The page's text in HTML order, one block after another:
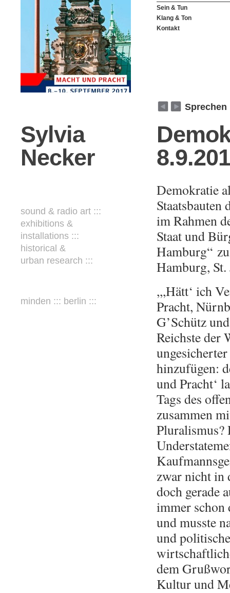
Sylvia
Necker
sound & radio art :::
exhibitions &
installations :::
historical &
urban research :::
minden ::: berlin :::
Sein & Tun
Klang & Ton
Kontakt
weiterzurück
Sprechen
Demokratie
im Rahmen
Staat und
Hamburg“
Hamburg,
,,,Hätt‘ ich
Pracht,
G’Schütz
Reichste der
hinzufügen:
und Pracht‘
Tags des
zusammen
Pluralismus?
zwar nicht in
doch gerade
immer schon
und musste
und
dem
Kultur und